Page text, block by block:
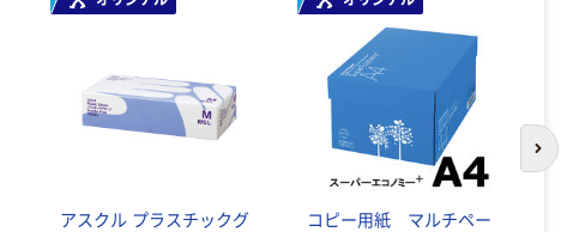
アスクル プラスチックグ
コピー用紙 マルチペー
次
ム INSTAX MINI
タカラトミー ベ
イブレード